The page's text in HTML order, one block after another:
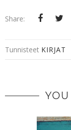
Share:
Tunnisteet KIRJAT